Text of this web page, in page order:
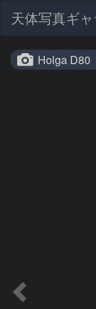
天体写真ギ
Holga D80